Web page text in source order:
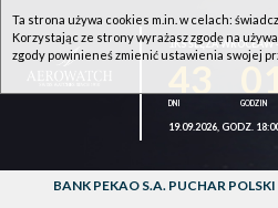
1KS ŚLĘZA
19.09.2026, GODZ.
BANK PEKAO S.A. PUCHAR
Ta strona używa cookies m.in. w celach:
Korzystając ze strony wyrażasz zgodę na
zgody powinieneś zmienić ustawienia swojej